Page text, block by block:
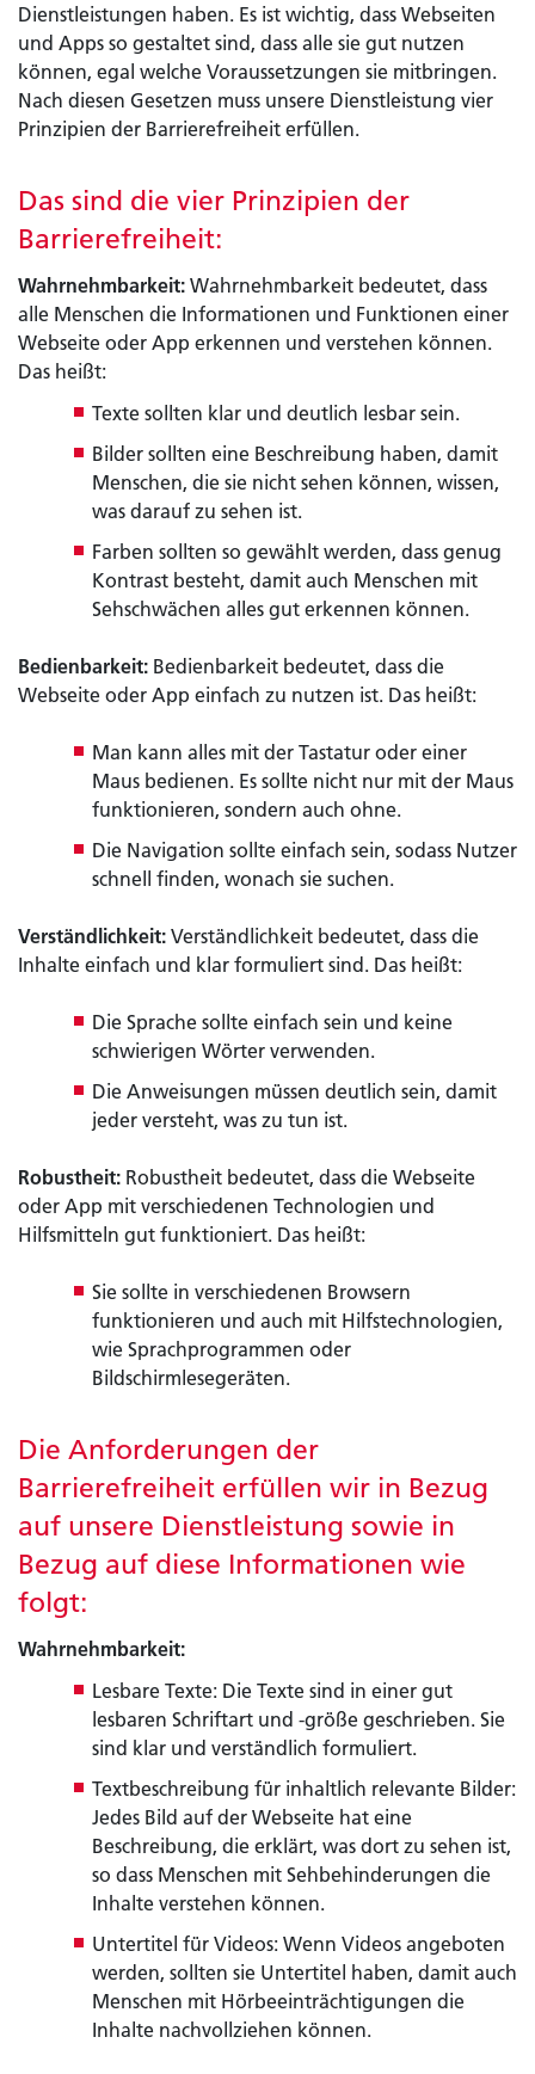
Dienstleistungen haben. Es ist wichtig, dass Webseiten
und Apps so gestaltet sind, dass alle sie gut nutzen
können, egal welche Voraussetzungen sie mitbringen.
Nach diesen Gesetzen muss unsere Dienstleistung vier
Prinzipien der Barrierefreiheit erfüllen.
Das sind die vier Prinzipien der
Barrierefreiheit:
Wahrnehmbarkeit: Wahrnehmbarkeit bedeutet, dass
alle Menschen die Informationen und Funktionen einer
Webseite oder App erkennen und verstehen können.
Das heißt:
Texte sollten klar und deutlich lesbar sein.
Bilder sollten eine Beschreibung haben, damit
Menschen, die sie nicht sehen können, wissen,
was darauf zu sehen ist.
Farben sollten so gewählt werden, dass genug
Kontrast besteht, damit auch Menschen mit
Sehschwächen alles gut erkennen können.
Bedienbarkeit: Bedienbarkeit bedeutet, dass die
Webseite oder App einfach zu nutzen ist. Das heißt:
Man kann alles mit der Tastatur oder einer
Maus bedienen. Es sollte nicht nur mit der Maus
funktionieren, sondern auch ohne.
Die Navigation sollte einfach sein, sodass Nutzer
schnell finden, wonach sie suchen.
Verständlichkeit: Verständlichkeit bedeutet, dass die
Inhalte einfach und klar formuliert sind. Das heißt:
Die Sprache sollte einfach sein und keine
schwierigen Wörter verwenden.
Die Anweisungen müssen deutlich sein, damit
jeder versteht, was zu tun ist.
Robustheit: Robustheit bedeutet, dass die Webseite
oder App mit verschiedenen Technologien und
Hilfsmitteln gut funktioniert. Das heißt:
Sie sollte in verschiedenen Browsern
funktionieren und auch mit Hilfstechnologien,
wie Sprachprogrammen oder
Bildschirmlesegeräten.
Die Anforderungen der
Barrierefreiheit erfüllen wir in Bezug
auf unsere Dienstleistung sowie in
Bezug auf diese Informationen wie
folgt:
Wahrnehmbarkeit:
Lesbare Texte: Die Texte sind in einer gut
lesbaren Schriftart und -größe geschrieben. Sie
sind klar und verständlich formuliert.
Textbeschreibung für inhaltlich relevante Bilder:
Jedes Bild auf der Webseite hat eine
Beschreibung, die erklärt, was dort zu sehen ist,
so dass Menschen mit Sehbehinderungen die
Inhalte verstehen können.
Untertitel für Videos: Wenn Videos angeboten
werden, sollten sie Untertitel haben, damit auch
Menschen mit Hörbeeinträchtigungen die
Inhalte nachvollziehen können.